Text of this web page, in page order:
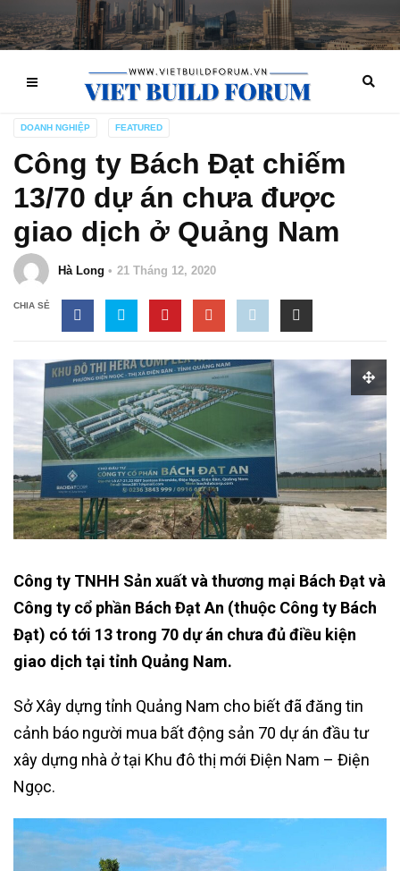
DOANH NGHIỆP FEATURED
Công ty Bách Đạt chiếm
13/70 dự án chưa được
giao dịch ở Quảng Nam
Hà Long 21 Tháng 12, 2020
CHIA SẺ
Công ty TNHH Sản xuất và thương mại Bách Đạt và
Công ty cổ phần Bách Đạt An (thuộc Công ty Bách
Đạt) có tới 13 trong 70 dự án chưa đủ điều kiện
giao dịch tại tỉnh Quảng Nam.
Sở Xây dựng tỉnh Quảng Nam cho biết đã đăng tin
cảnh báo người mua bất động sản 70 dự án đầu tư
xây dựng nhà ở tại Khu đô thị mới Điện Nam – Điện
Ngọc.